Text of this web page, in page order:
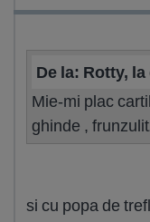
De la: Rotty,
Mie-mi plac
ghinde ,
si cu popa de